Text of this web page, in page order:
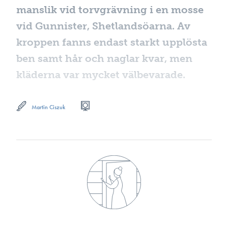
manslik vid torvgrävning i en mosse
vid Gunnister, Shetlandsöarna. Av
kroppen fanns endast starkt upplösta
ben samt hår och naglar kvar, men
kläderna var mycket välbevarade.
Martin Ciszuk